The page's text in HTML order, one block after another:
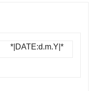
*|DATE:d.m.Y|*